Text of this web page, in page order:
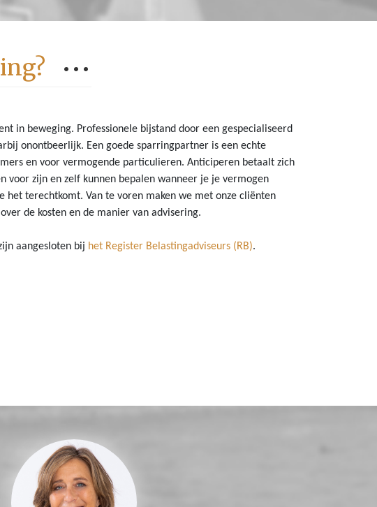
in beweging. Professionele bijstand door een gespecialiseerd
onontbeerlijk. Een goede sparringpartner is een echte
en voor vermogende particulieren. Anticiperen betaalt zich
voor zijn en zelf kunnen bepalen wanneer je je vermogen
het terechtkomt. Van te voren maken we met onze cliënten
de kosten en de manier van advisering.
aangesloten bij het Register Belastingadviseurs (RB).